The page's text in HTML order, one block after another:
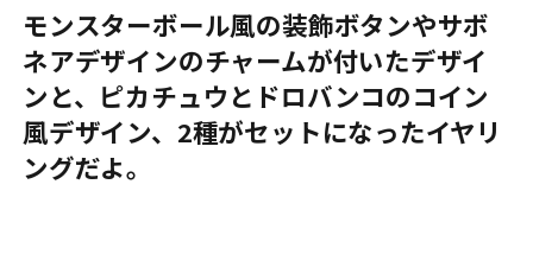
モンスターボール風の装飾ボタンやサボ
ネアデザインのチャームが付いたデザイ
ンと、ピカチュウとドロバンコのコイン
風デザイン、2種がセットになったイヤリ
ングだよ。